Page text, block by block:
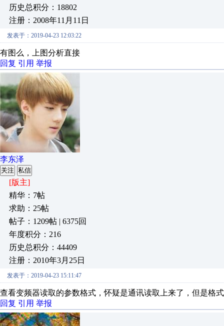
历史总积分：18802
注册：2008年11月11日
发表于：2019-04-23 12:03:22
有图么，上图分析直接
回复 引用 举报
李东泽
关注 私信
[版主]
精华：7帖
求助：25帖
帖子：1209帖 | 6375回
年度积分：216
历史总积分：44409
注册：2010年3月25日
发表于：2019-04-23 15:11:47
查看变频器读取的参数格式，怀疑是通讯读取上来了，但是格
回复 引用 举报